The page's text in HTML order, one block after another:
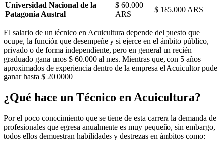
Universidad Nacional de la
Patagonia Austral
$ 60.000
ARS
$ 185.000 ARS
El salario de un técnico en Acuicultura depende del puesto que
ocupe, la función que desempeñe y si ejerce en el ámbito público,
privado o de forma independiente, pero en general un recién
graduado gana unos $ 60.000 al mes. Mientras que, con 5 años
aproximados de experiencia dentro de la empresa el Acuicultor pude
ganar hasta $ 20.0000
¿Qué hace un Técnico en Acuicultura?
Por el poco conocimiento que se tiene de esta carrera la demanda de
profesionales que egresa anualmente es muy pequeño, sin embargo,
todos ellos demuestran habilidades y destrezas en ámbitos como: